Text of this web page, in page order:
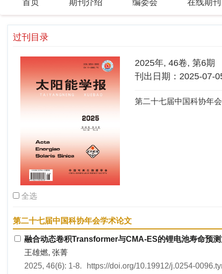
首页 期刊介绍 编委会 在线期
过刊目录
2025年, 46卷, 第6期
刊出日期：2025-07-
第二十七届中国科协年
全选
第二十七届中国科协年会学术论文
融合动态卷积Transformer与CMA-ES的锂电池寿命预
王雄燃, 张菁
2025, 46(6): 1-8.
https://doi.org/10.19912/j.0254-